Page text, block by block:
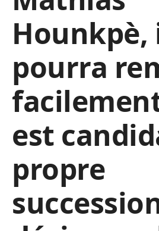
Hounkpè,
pourra
facilement
est
propre